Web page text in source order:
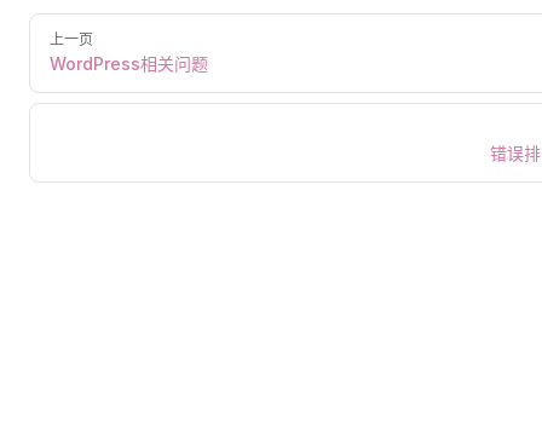
上一页
WordPress相关问题
错误